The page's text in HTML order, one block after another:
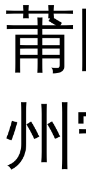
莆
州